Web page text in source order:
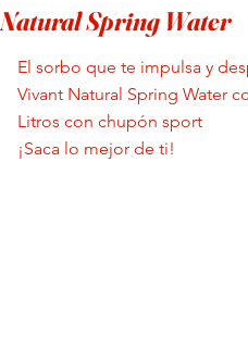
Natural Spring Water
El sorbo que te impulsa y
Vivant Natural Spring Water
Litros con chupón sport
¡Saca lo mejor de ti!